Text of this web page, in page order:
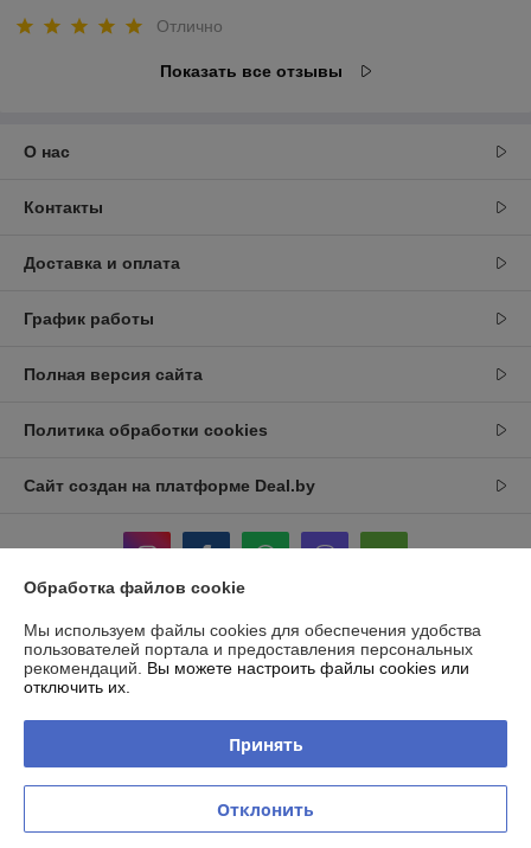
Отлично
Показать все отзывы
О нас
Контакты
Доставка и оплата
График работы
Полная версия сайта
Политика обработки cookies
Сайт создан на платформе Deal.by
Информация для покупателя
Индивидуальный предприниматель: Индивидуальный
предприниматель Романова Лилия Георгиевна.
Регистрационный номер ЕГР: 192982417
УНП: 192982417
Регистрационный орган: Мингорисполком
Обработка файлов cookie
Мы используем файлы cookies для обеспечения удобства
пользователей портала и предоставления персональных
рекомендаций. Вы можете настроить файлы cookies или
отключить их.
Принять
Отклонить